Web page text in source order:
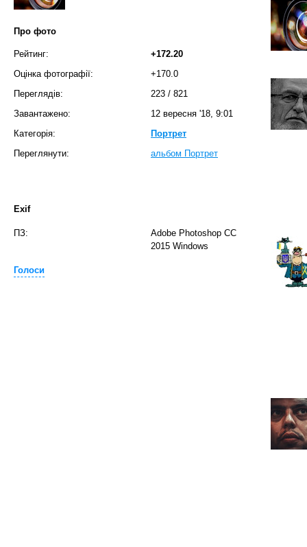
Про фото
Рейтинг:
+172.20
Оцінка фотографії:
+170.0
Переглядів:
223 / 821
Завантажено:
12 вересня '18, 9:01
Категорія:
Портрет
Переглянути:
альбом Портрет
Exif
ПЗ:
Adobe Photoshop CC
2015 Windows
Голоси